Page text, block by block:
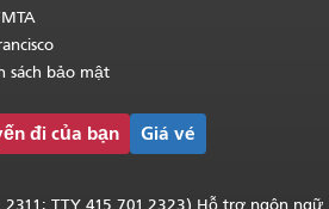
sách bảo mật
đi của bạn Giá vé
TTY 415.701.2323) Hỗ trợ ngôn ngữ